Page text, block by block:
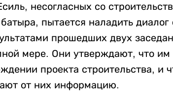
несогласных со
пытается наладить диалог
прошедших двух
мере. Они утверждают, что им
проекта строительства, и
от них информацию.